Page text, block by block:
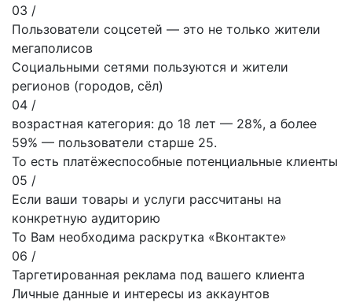
03 /
Пользователи соцсетей — это не только жители
мегаполисов
Социальными сетями пользуются и жители
регионов (городов, сёл)
04 /
возрастная категория: до 18 лет — 28%, а более
59% — пользователи старше 25.
То есть платёжеспособные потенциальные клиенты
05 /
Если ваши товары и услуги рассчитаны на
конкретную аудиторию
То Вам необходима раскрутка «Вконтакте»
06 /
Таргетированная реклама под вашего клиента
Личные данные и интересы из аккаунтов